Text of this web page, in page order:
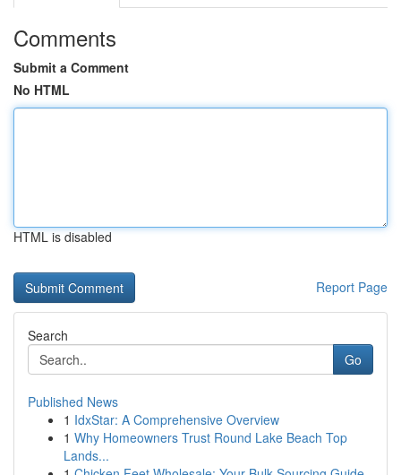
Comments
Submit a Comment
No HTML
HTML is disabled
Report Page
Search
Go
Published News
1 IdxStar: A Comprehensive Overview
1 Why Homeowners Trust Round Lake Beach Top
Lands...